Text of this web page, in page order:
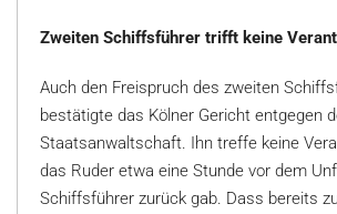
Zweiten Schiffsführer trifft keine
Auch den Freispruch des zweiten
bestätigte das Kölner Gericht entgegen
Staatsanwaltschaft. Ihn treffe keine
das Ruder etwa eine Stunde vor dem
Schiffsführer zurück gab. Dass bereits